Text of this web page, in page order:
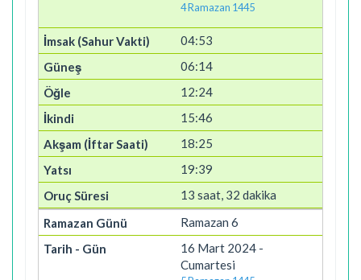
4 Ramazan 1445
04:53
06:14
12:24
15:46
18:25
19:39
13 saat, 32 dakika
Ramazan 6
16 Mart 2024 -
Cumartesi